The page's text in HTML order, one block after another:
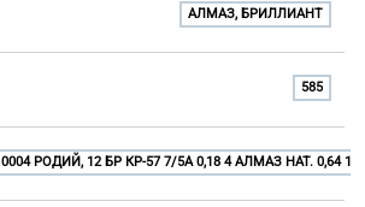
АЛМАЗ, БРИЛЛИАНТ
585
0004 РОДИЙ, 12 БР КР-57 7/5A 0,18 4 АЛМАЗ НАТ. 0,64 1